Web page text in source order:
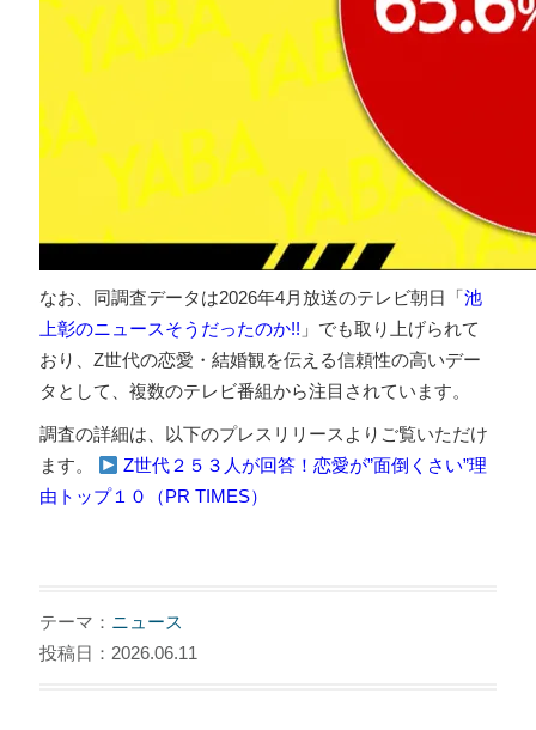
なお、同調査データは2026年4月放送のテレビ朝日「池
上彰のニュースそうだったのか!! 」でも取り上げられて
おり、Z世代の恋愛・結婚観を伝える信頼性の高いデー
タとして、複数のテレビ番組から注目されています。
調査の詳細は、以下のプレスリリースよりご覧いただけ
ます。
Z世代２５３人が回答！恋愛が”面倒くさい”理
由トップ１０（PR TIMES）
テーマ： ニュース
投稿日：2026.06.11